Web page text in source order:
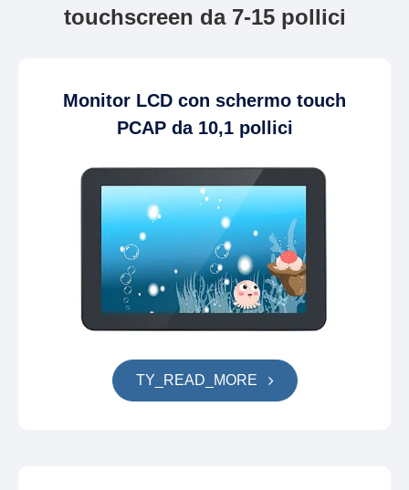
touchscreen da 7-15 pollici
Monitor LCD con schermo touch
PCAP da 10,1 pollici
TY_READ_MORE